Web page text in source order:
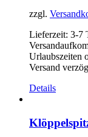
zzgl.
Lieferzeit: 3-7
Urlaubszeiten
Versand
Details